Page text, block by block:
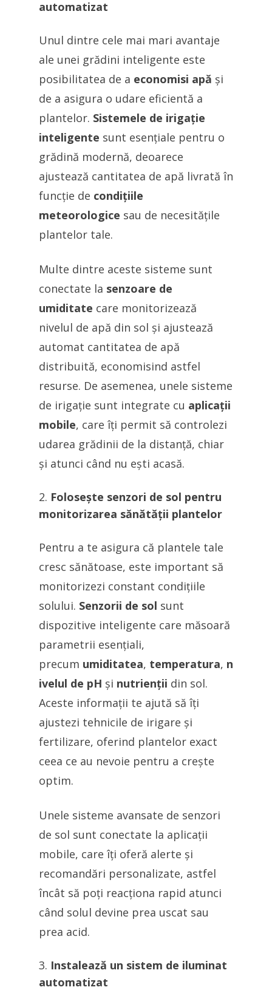
automatizat
Unul dintre cele mai mari avantaje
ale unei grădini inteligente este
posibilitatea de a economisi apă și
de a asigura o udare eficientă a
plantelor. Sistemele de irigație
inteligente sunt esențiale pentru o
grădină modernă, deoarece
ajustează cantitatea de apă livrată în
funcție de condițiile
meteorologice sau de necesitățile
plantelor tale.
Multe dintre aceste sisteme sunt
conectate la senzoare de
umiditate care monitorizează
nivelul de apă din sol și ajustează
automat cantitatea de apă
distribuită, economisind astfel
resurse. De asemenea, unele sisteme
de irigație sunt integrate cu aplicații
mobile, care îți permit să controlezi
udarea grădinii de la distanță, chiar
și atunci când nu ești acasă.
Folosește senzori de sol pentru
monitorizarea sănătății plantelor
Pentru a te asigura că plantele tale
cresc sănătoase, este important să
monitorizezi constant condițiile
solului. Senzorii de sol sunt
dispozitive inteligente care măsoară
parametrii esențiali,
precum umiditatea, temperatura, n
ivelul de pH și nutrienții din sol.
Aceste informații te ajută să îți
ajustezi tehnicile de irigare și
fertilizare, oferind plantelor exact
ceea ce au nevoie pentru a crește
optim.
Unele sisteme avansate de senzori
de sol sunt conectate la aplicații
mobile, care îți oferă alerte și
recomandări personalizate, astfel
încât să poți reacționa rapid atunci
când solul devine prea uscat sau
prea acid.
Instalează un sistem de iluminat
automatizat